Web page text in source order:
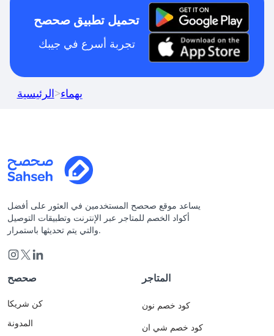
تحميل تطبيق صحصح
تجربة أسرع في جيبك
الرئيسية>يهماء
يساعد موقع صحصح المستخدمين في العثور على أفضل
أكواد الخصم للمتاجر عبر الإنترنت وتطبيقات التوصيل
والتي يتم تحديثها باستمرار.
صحصح
كن شريكا
المدونة
المتاجر
كود خصم نون
كود خصم شي ان